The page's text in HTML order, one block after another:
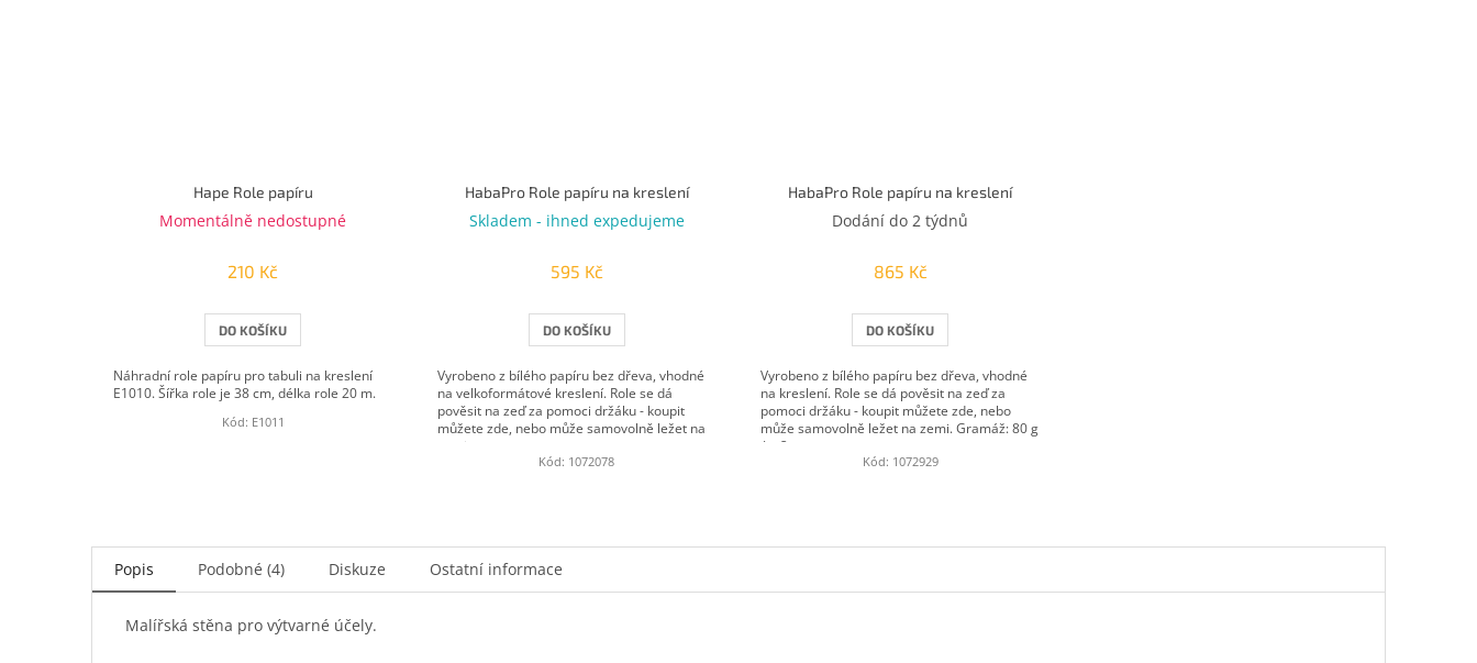
Hape Role papíru
Momentálně nedostupné
210 Kč
DO KOŠÍKU
Náhradní role papíru pro tabuli na kreslení
E1010. Šířka role je 38 cm, délka role 20 m.
Kód: E1011
HabaPro Role papíru na kreslení
Skladem - ihned expedujeme
595 Kč
DO KOŠÍKU
Vyrobeno z bílého papíru bez dřeva, vhodné
na velkoformátové kreslení. Role se dá
pověsit na zeď za pomoci držáku - koupit
můžete zde, nebo může samovolně ležet na
zemi....
Kód: 1072078
HabaPro Role papíru na kreslení
Dodání do 2 týdnů
865 Kč
DO KOŠÍKU
Vyrobeno z bílého papíru bez dřeva, vhodné
na kreslení. Role se dá pověsit na zeď za
pomoci držáku - koupit můžete zde, nebo
může samovolně ležet na zemi. Gramáž: 80 g
/ m2...
Kód: 1072929
Popis Podobné (4) Diskuze Ostatní informace
Malířská stěna pro výtvarné účely.